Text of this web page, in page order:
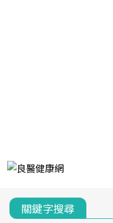
關鍵字搜尋